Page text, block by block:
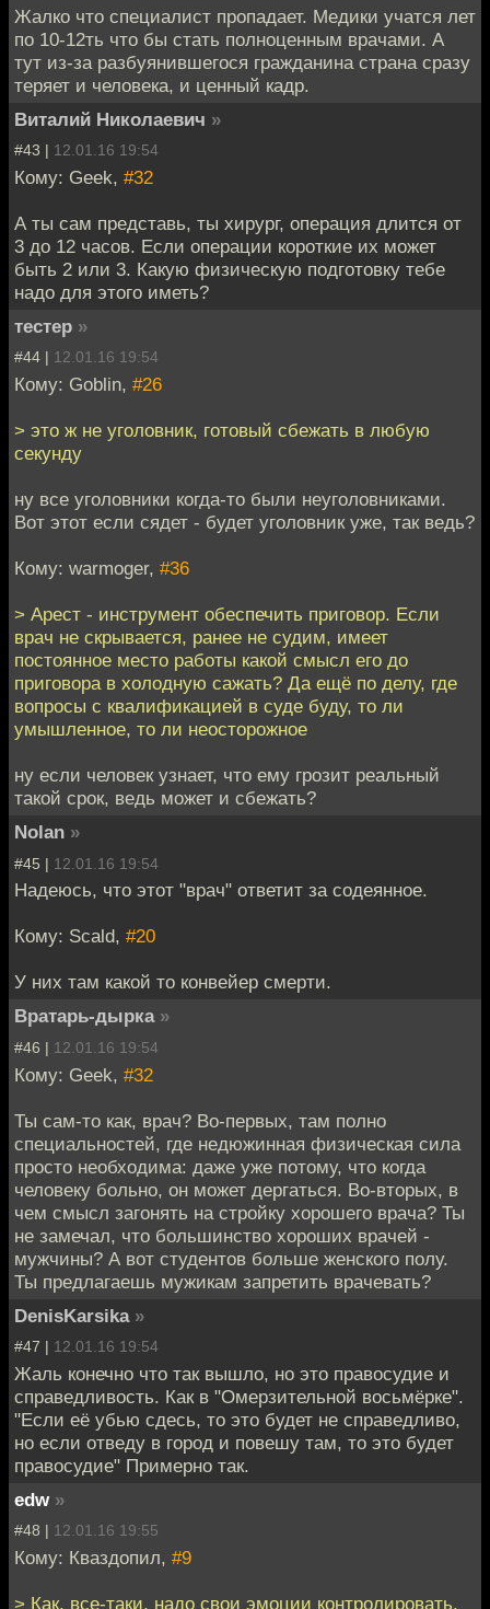
Жалко что специалист пропадает. Медики учатся лет
по 10-12ть что бы стать полноценным врачами. А
тут из-за разбуянившегося гражданина страна сразу
теряет и человека, и ценный кадр.
Виталий Николаевич »
#43 | 12.01.16 19:54
Кому: Geek, #32
А ты сам представь, ты хирург, операция длится от
3 до 12 часов. Если операции короткие их может
быть 2 или 3. Какую физическую подготовку тебе
надо для этого иметь?
тестер »
#44 | 12.01.16 19:54
Кому: Goblin, #26
> это ж не уголовник, готовый сбежать в любую
секунду
ну все уголовники когда-то были неуголовниками.
Вот этот если сядет - будет уголовник уже, так ведь?
Кому: warmoger, #36
> Арест - инструмент обеспечить приговор. Если
врач не скрывается, ранее не судим, имеет
постоянное место работы какой смысл его до
приговора в холодную сажать? Да ещё по делу, где
вопросы с квалификацией в суде буду, то ли
умышленное, то ли неосторожное
ну если человек узнает, что ему грозит реальный
такой срок, ведь может и сбежать?
Nolan »
#45 | 12.01.16 19:54
Надеюсь, что этот "врач" ответит за содеянное.
Кому: Scald, #20
У них там какой то конвейер смерти.
Вратарь-дырка »
#46 | 12.01.16 19:54
Кому: Geek, #32
Ты сам-то как, врач? Во-первых, там полно
специальностей, где недюжинная физическая сила
просто необходима: даже уже потому, что когда
человеку больно, он может дергаться. Во-вторых, в
чем смысл загонять на стройку хорошего врача? Ты
не замечал, что большинство хороших врачей -
мужчины? А вот студентов больше женского полу.
Ты предлагаешь мужикам запретить врачевать?
DenisKarsika »
#47 | 12.01.16 19:54
Жаль конечно что так вышло, но это правосудие и
справедливость. Как в "Омерзительной восьмёрке".
"Если её убью сдесь, то это будет не справедливо,
но если отведу в город и повешу там, то это будет
правосудие" Примерно так.
edw »
#48 | 12.01.16 19:55
Кому: Кваздопил, #9
> Как, все-таки, надо свои эмоции контролировать.